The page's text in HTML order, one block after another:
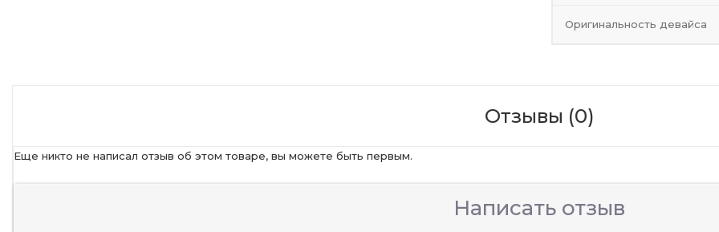
Оригинальность девайса
Отзывы (0)
Еще никто не написал отзыв об этом товаре, вы можете быть первым.
Написать отзыв